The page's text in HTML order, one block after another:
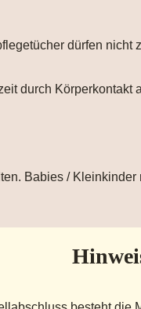
dürfen nicht
durch Körperkontakt
Babies /